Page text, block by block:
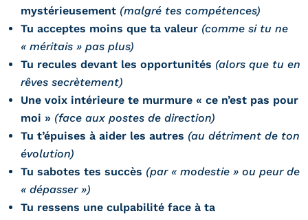
mystérieusement (malgré tes compétences)
Tu acceptes moins que ta valeur (comme si tu ne
« méritais » pas plus)
Tu recules devant les opportunités (alors que tu en
rêves secrètement)
Une voix intérieure te murmure « ce n’est pas pour
moi » (face aux postes de direction)
Tu t’épuises à aider les autres (au détriment de ton
évolution)
Tu sabotes tes succès (par « modestie » ou peur de
« dépasser »)
Tu ressens une culpabilité face à ta